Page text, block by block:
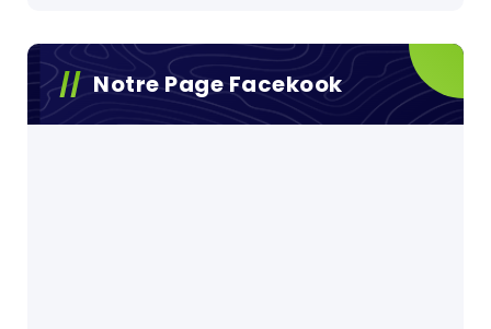
Notre Page Facekook